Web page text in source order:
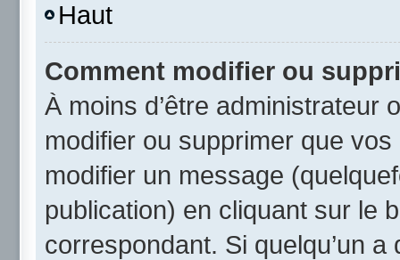
Haut
Comment modifier ou
À moins d’être administrateur
modifier ou supprimer que
modifier un message
publication) en cliquant sur le
correspondant. Si quelqu’un